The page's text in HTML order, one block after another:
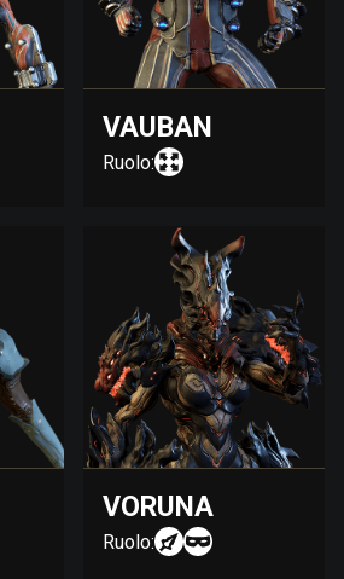
VAUBAN
Ruolo:
VORUNA
Ruolo: